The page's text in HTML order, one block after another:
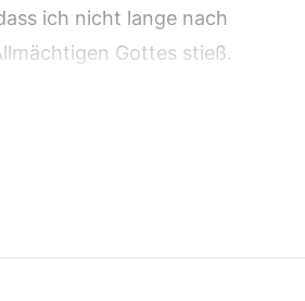
ich nicht lange nach
Gottes stieß.
von
über meine eigene
“Kann der Glaube an Gott
Pech verfolgte Person.